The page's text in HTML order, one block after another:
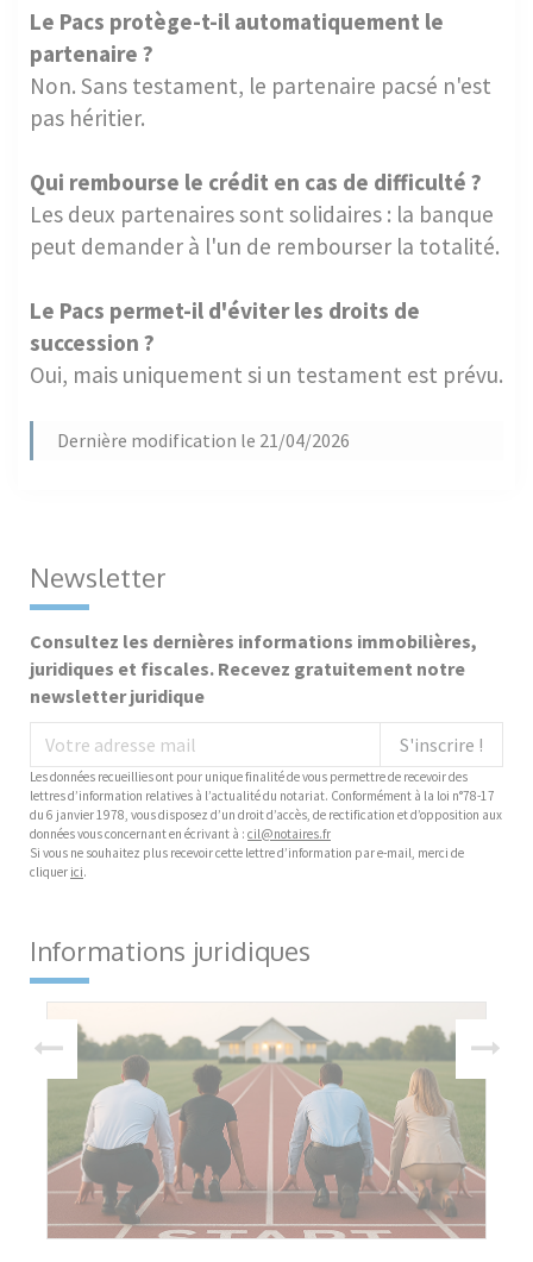
Le Pacs protège-t-il automatiquement le
partenaire ?
Non. Sans testament, le partenaire pacsé n'est
pas héritier.
Qui rembourse le crédit en cas de difficulté ?
Les deux partenaires sont solidaires : la banque
peut demander à l'un de rembourser la totalité.
Le Pacs permet-il d'éviter les droits de
succession ?
Oui, mais uniquement si un testament est prévu.
Dernière modification le 21/04/2026
Newsletter
Consultez les dernières informations immobilières,
juridiques et fiscales. Recevez gratuitement notre
newsletter juridique
S'inscrire !
Les données recueillies ont pour unique finalité de vous permettre de recevoir des
lettres d’information relatives à l’actualité du notariat. Conformément à la loi n°78-17
du 6 janvier 1978, vous disposez d’un droit d’accès, de rectification et d’opposition aux
données vous concernant en écrivant à : cil@notaires.fr
Si vous ne souhaitez plus recevoir cette lettre d’information par e-mail, merci de
cliquer ici.
Informations juridiques